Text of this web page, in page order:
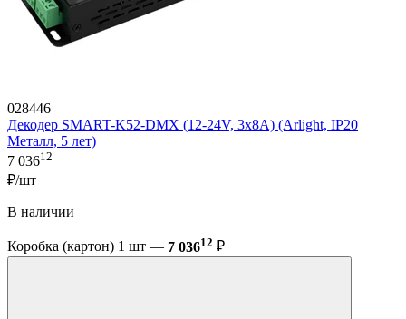
028446
Декодер SMART-K52-DMX (12-24V, 3x8A) (Arlight, IP20
Металл, 5 лет)
7 03612
₽/шт
В наличии
Коробка (картон) 1 шт — 7 03612 ₽